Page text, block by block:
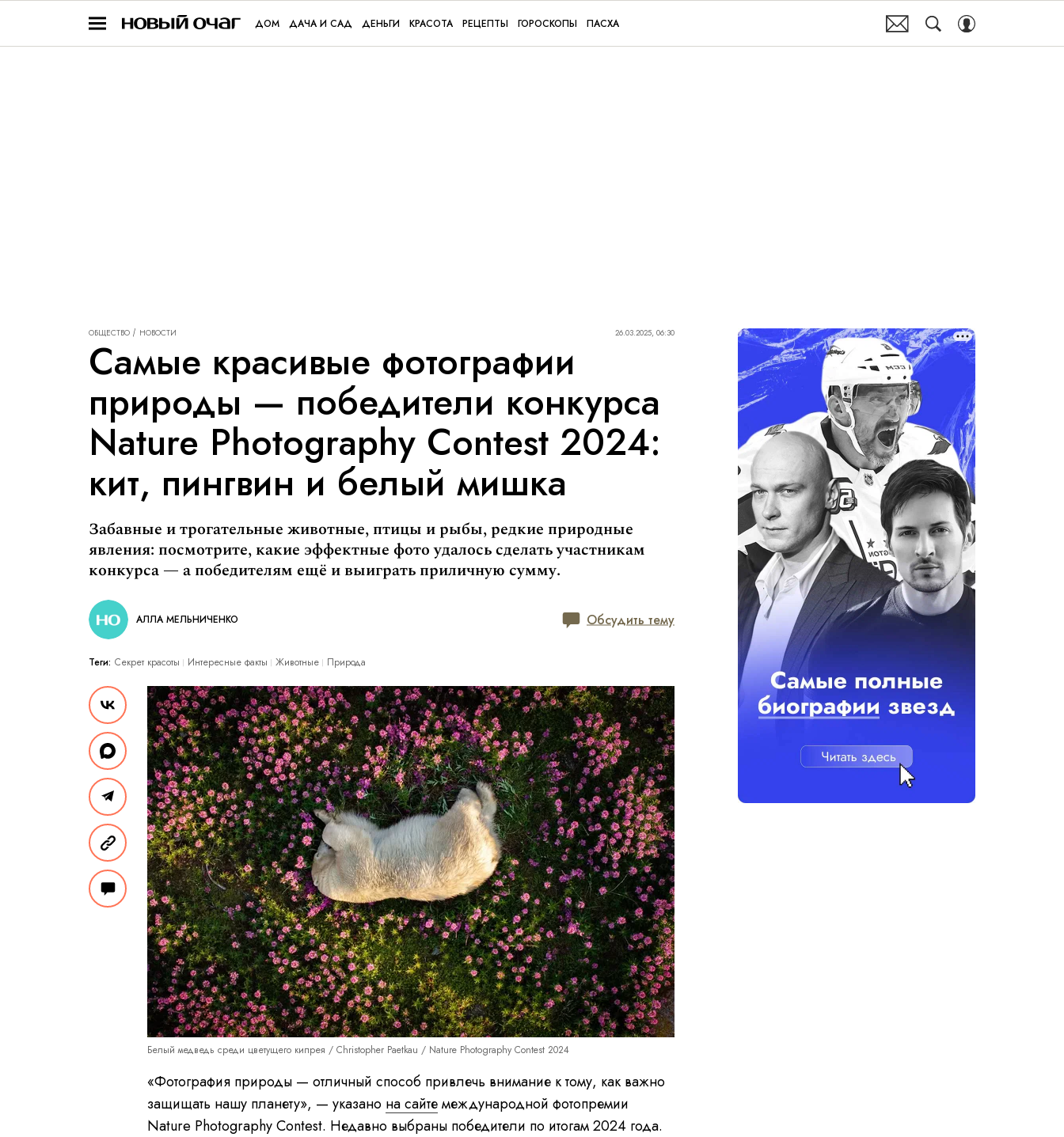
ДОМ ДАЧА И САД ДЕНЬГИ КРАСОТА РЕЦЕПТЫ ГОРОСКОПЫ ПАСХА
ОБЩЕСТВО НОВОСТИ 26.03.2025, 06:30
Самые красивые фотографии
природы — победители конкурса
Nature Photography Contest 2024:
кит, пингвин и белый мишка
Забавные и трогательные животные, птицы и рыбы, редкие природные
явления: посмотрите, какие эффектные фото удалось сделать участникам
конкурса — а победителям ещё и выиграть приличную сумму.
АЛЛА МЕЛЬНИЧЕНКО Обсудить тему
Теги: Секрет красоты Интересные факты Животные Природа
Белый медведь среди цветущего кипрея / Christopher Paetkau / Nature Photography Contest 2024
«Фотография природы — отличный способ привлечь внимание к тому, как важно
защищать нашу планету», — указано на сайтемеждународной фотопремии
Nature Photography Contest. Недавно выбраны победители по итогам 2024 года.